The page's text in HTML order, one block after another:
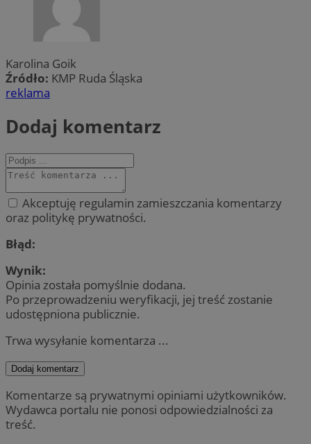
Karolina Goik
Źródło: KMP Ruda Śląska
reklama
Dodaj komentarz
Akceptuję regulamin zamieszczania komentarzy
oraz politykę prywatności.
Błąd:
Wynik:
Opinia została pomyślnie dodana.
Po przeprowadzeniu weryfikacji, jej treść zostanie
udostępniona publicznie.
Trwa wysyłanie komentarza ...
Dodaj komentarz
Komentarze są prywatnymi opiniami użytkowników.
Wydawca portalu nie ponosi odpowiedzialności za
treść.